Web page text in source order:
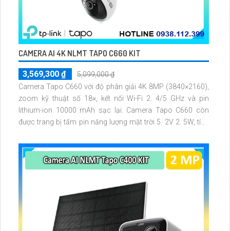
CAMERA AI 4K NLMT TAPO C660 KIT
3,569,300 ₫
5,099,000 ₫
Camera Tapo C660 với độ phân giải 4K 8MP (3840×2160),
zoom kỹ thuật số 18×, kết nối Wi-Fi 2. 4/5 GHz và pin
lithium-ion 10000 mAh sạc lại. Camera Tapo C660 còn
được trang bị tấm pin năng lượng mặt trời 5. 2V 2. 5W, tích
microSD tối đa 512 GB